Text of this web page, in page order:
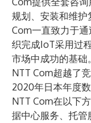
规划、安装和维
Com一直致力于
织完成IoT采用过
市场中成功的基础
NTT Com超越了
2020年日本年度
NTT Com在以下
据中心服务、托